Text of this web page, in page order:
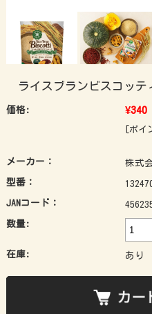
ライスブランビスコッ
価格: ¥340
[ポイ
メーカー：
株式
型番：
JANコード：
数量:
在庫: あり